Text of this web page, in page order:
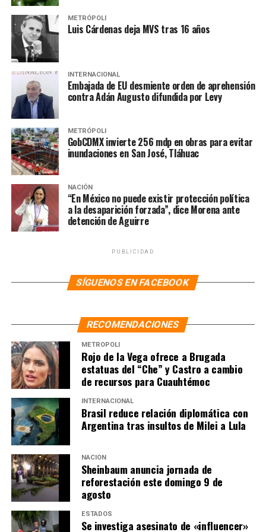
Bravo.
De acuerdo con la cancillería, las reuniones de las
delegaciones nacionales de México y Estados Unidos en
materia de migración continuarán realizándose. Según
mencionó, el próximo diálogo de alto nivel tendrá lugar
en febrero próximo, aunque no se especificó el día ni el
lugar.
NOTAS RELACIONADAS:
CENTROAMÉRICA
ESTADOS UNIDOS
LA HOGUERA
MÉXICO
MIGRACIÓN NORTEAMÉRICA
NOTICIAS
PRINCIPAL
SIGUIENTE
Pide AMLO a Azucena Uresti aclarar circunstancias de
su salida de ‘Milenio’ tras insinuar censura
NO TE PIERDAS
presidente del pueblo y de la transformación moderna
METRÓPOLI
Luis Cárdenas deja MVS tras 16 años
INTERNACIONAL
Embajada de EU desmiente orden de aprehensión
contra Adán Augusto difundida por Levy
METRÓPOLI
GobCDMX invierte 256 mdp en obras para evitar
inundaciones en San José, Tláhuac
NACIÓN
“En México no puede existir protección política
a la desaparición forzada”, dice Morena ante
detención de Aguirre
PUBLICIDAD
SÍGUENOS EN FACEBOOK
RECOMENDACIONES
METRÓPOLI
Rojo de la Vega ofrece a Brugada
estatuas del “Che” y Castro a cambio
de recursos para Cuauhtémoc
INTERNACIONAL
Brasil reduce relación diplomática con
Argentina tras insultos de Milei a Lula
NACIÓN
Sheinbaum anuncia jornada de
reforestación este domingo 9 de
agosto
ESTADOS
Se investiga asesinato de «influencer»